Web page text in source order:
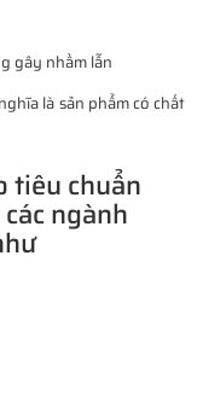
gây nhầm lẫn
là sản phẩm có chất
tiêu chuẩn
ngành